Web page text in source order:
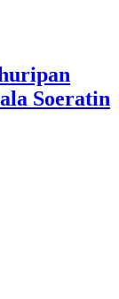
Soeratin